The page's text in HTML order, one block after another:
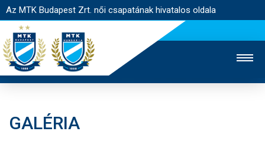
Az MTK Budapest Zrt. női csapatának hivatalos oldala
GALÉRIA